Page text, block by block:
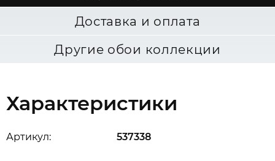
Доставка и оплата
Другие обои коллекции
Характеристики
Артикул: 537338